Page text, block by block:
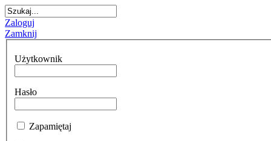
Zaloguj
Zamknij
Użytkownik
Hasło
Zapamiętaj